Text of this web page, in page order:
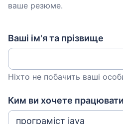
ваше резюме.
Ваші ім'я та прізвище
Ніхто не побачить ваші
Ким ви хочете